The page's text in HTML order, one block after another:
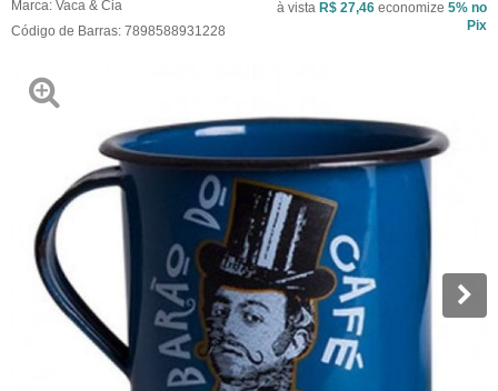
Marca: Vaca & Cia
Código de Barras: 7898588931228
à vista R$ 27,46 economize 5% no
Pix